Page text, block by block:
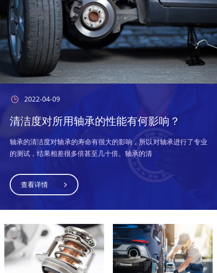
2022-04-09
清洁度对所用轴承的性能有何影响？
轴承的清洁度对轴承的寿命有很大的影响，所以对轴承进行了专业
的测试，结果相差很多倍甚至几十倍。轴承的清
查看详情